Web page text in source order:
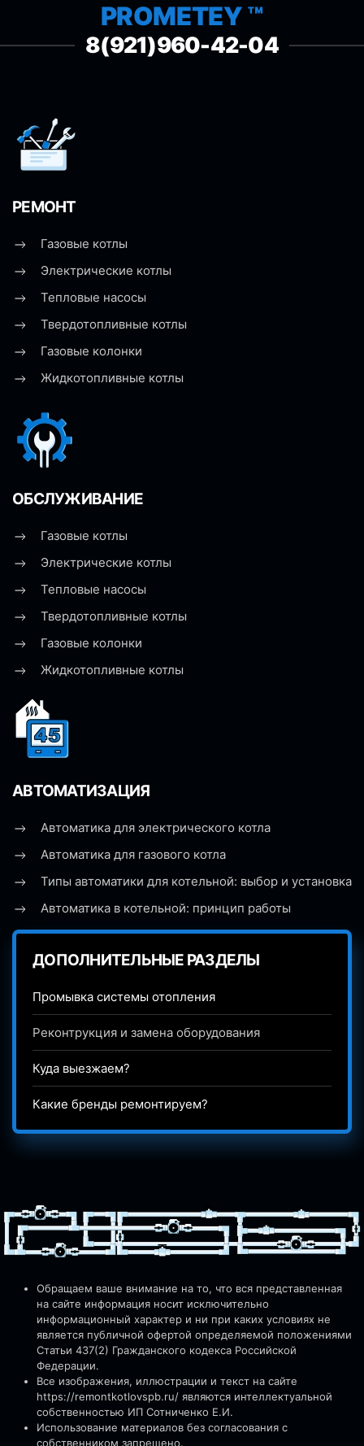
PROMETEY ™
8(921)960-42-04
РЕМОНТ
Газовые котлы
Электрические котлы
Тепловые насосы
Твердотопливные котлы
Газовые колонки
Жидкотопливные котлы
ОБСЛУЖИВАНИЕ
Газовые котлы
Электрические котлы
Тепловые насосы
Твердотопливные котлы
Газовые колонки
Жидкотопливные котлы
АВТОМАТИЗАЦИЯ
Автоматика для электрического котла
Автоматика для газового котла
Типы автоматики для котельной: выбор и установка
Автоматика в котельной: принцип работы
ДОПОЛНИТЕЛЬНЫЕ РАЗДЕЛЫ
Промывка системы отопления
Реконтрукция и замена оборудования
Куда выезжаем?
Какие бренды ремонтируем?
Обращаем ваше внимание на то, что вся представленная
на сайте информация носит исключительно
информационный характер и ни при каких условиях не
является публичной офертой определяемой положениями
Статьи 437(2) Гражданского кодекса Российской
Федерации.
Все изображения, иллюстрации и текст на сайте
https://remontkotlovspb.ru/ являются интеллектуальной
собственностью ИП Сотниченко Е.И.
Использование материалов без согласования с
собственником запрещено.